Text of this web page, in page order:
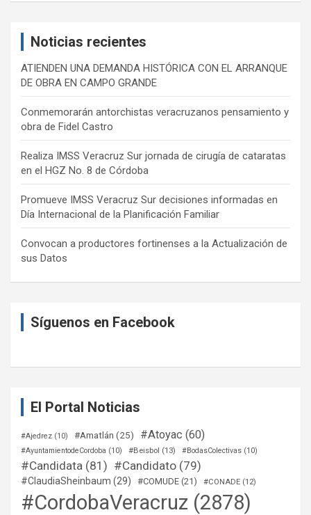
Noticias recientes
ATIENDEN UNA DEMANDA HISTÓRICA CON EL ARRANQUE
DE OBRA EN CAMPO GRANDE
Conmemorarán antorchistas veracruzanos pensamiento y
obra de Fidel Castro
Realiza IMSS Veracruz Sur jornada de cirugía de cataratas
en el HGZ No. 8 de Córdoba
Promueve IMSS Veracruz Sur decisiones informadas en
Día Internacional de la Planificación Familiar
Convocan a productores fortinenses a la Actualización de
sus Datos
Síguenos en Facebook
El Portal Noticias
#Ajedrez (10) #Amatlán (25) #Atoyac (60)
#AyuntamientodeCordoba (10) #Beisbol (13) #BodasColectivas (10)
#Candidata (81) #Candidato (79)
#ClaudiaSheinbaum (29) #COMUDE (21) #CONADE (12)
#CordobaVeracruz (2878)